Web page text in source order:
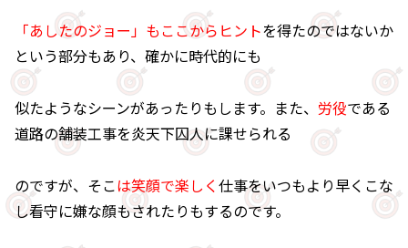
「あしたのジョー」もここからヒントを得たのではないか
という部分もあり、確かに時代的にも
似たようなシーンがあったりもします。また、 労役である
道路の舗装工事を炎天下囚人に課せられる
のですが、そこは笑顔で楽しく仕事をいつもより早くこな
し看守に嫌な顔もされたりもするのです。